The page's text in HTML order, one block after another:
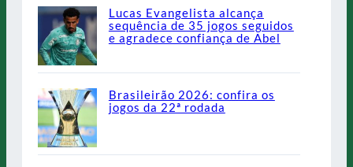
Lucas Evangelista alcança
sequência de 35 jogos seguidos
e agradece confiança de Abel
Brasileirão 2026: confira os
jogos da 22ª rodada